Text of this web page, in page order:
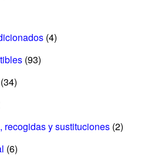
(4)
(93)
(34)
recogidas y sustituciones (2)
(6)